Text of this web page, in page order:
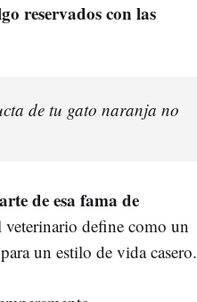
reservados con las
de tu gato naranja no
de esa fama de
define como un
un estilo de vida casero.